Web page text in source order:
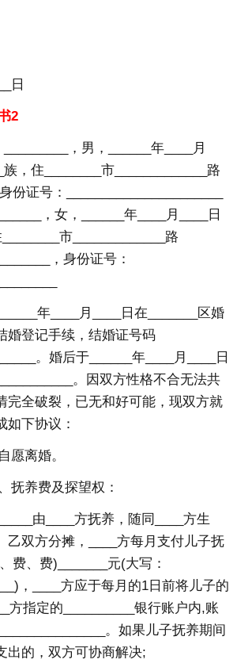
日
2
，男，______年____月
族，住________市_____________路
份证号：______________________
，女，______年____月____日
市_____________路
，身份证号：
年____月____日在_______区婚
婚登记手续，结婚证号码
。婚后于______年____月____日
。因双方性格不合无法共
完全破裂，已无和好可能，现双方就
如下协议：
离婚。
养费及探望权：
由____方抚养，随同____方生
乙双方分摊，____方每月支付儿子抚
费、费)_______元(大写：
，____方应于每月的1日前将儿子的
方指定的__________银行账户内,账
。如果儿子抚养期间
出的，双方可协商解决;